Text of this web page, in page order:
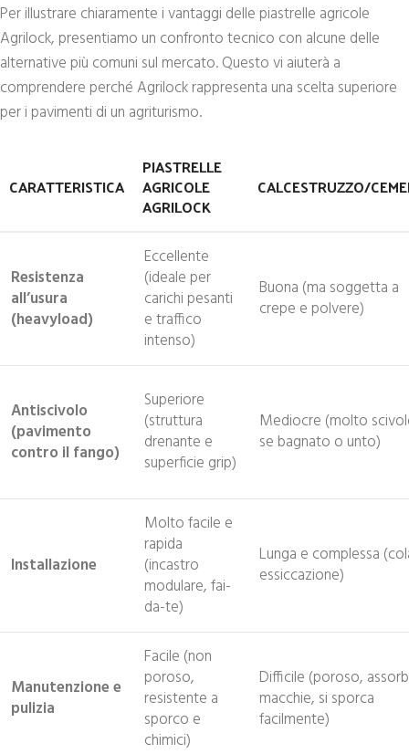
Per illustrare chiaramente i vantaggi delle piastrelle agricole
Agrilock, presentiamo un confronto tecnico con alcune delle
alternative più comuni sul mercato. Questo vi aiuterà a
comprendere perché Agrilock rappresenta una scelta superiore
per i pavimenti di un agriturismo.
CARATTERISTICA
PIASTRELLE
AGRICOLE
AGRILOCK
CALCESTRUZZO/
Resistenza
all’usura
(heavyload)
Eccellente
(ideale per
carichi pesanti
e traffico
intenso)
Buona (ma soggetta a
crepe e polvere)
Antiscivolo
(pavimento
contro il fango)
Superiore
(struttura
drenante e
superficie grip)
Mediocre (molto
se bagnato o unto)
Installazione
Molto facile e
rapida
(incastro
modulare, fai-
da-te)
Lunga e complessa
essiccazione)
Manutenzione e
pulizia
Facile (non
poroso,
resistente a
sporco e
chimici)
Difficile (poroso,
macchie, si sporca
facilmente)